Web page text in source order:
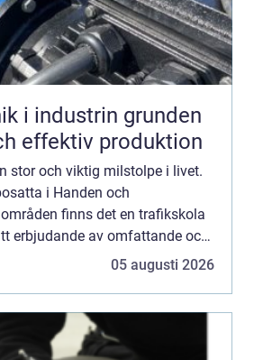
grunden
effektiv produktion
stor och viktig milstolpe i livet.
i Handen och
finns det en trafikskola
erbjudande av omfattande och
Haninge...
05 augusti 2026